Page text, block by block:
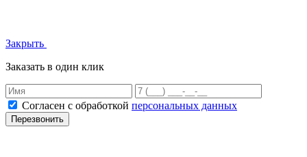
Закрыть
Заказать в один клик
Согласен с обработкой персональных данных
Перезвонить